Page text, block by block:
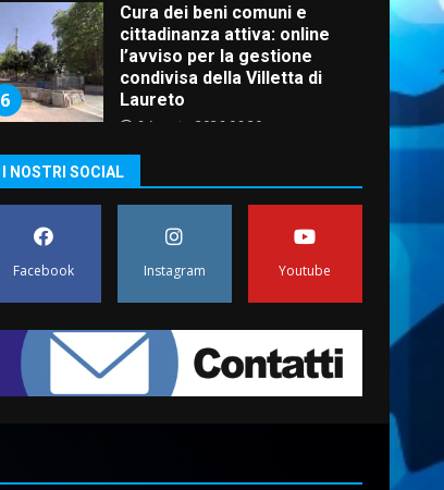
6
Cura dei beni comuni e
cittadinanza attiva: online
l’avviso per la gestione
condivisa della Villetta di
Laureto
6 Agosto 2026 06:20
prima assoluta de “L’Albergo
Belvedere. Il rapimento”
6 Agosto 2026 06:15
appuntamento con “Fasano in
Banda”
7 Agosto 2026 06:05
I NOSTRI SOCIAL
Facebook Instagram Youtube